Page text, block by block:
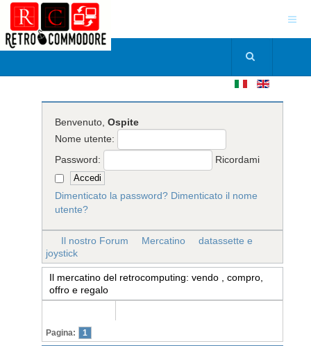
Benvenuto,Ospite
Nome utente:
Password:
Ricordami
Dimenticato la password? Dimenticato il nome
utente?
Il nostro Forum Mercatino
datassette e
joystick
Il mercatino del retrocomputing: vendo , compro,
offro e regalo
Pagina: 1